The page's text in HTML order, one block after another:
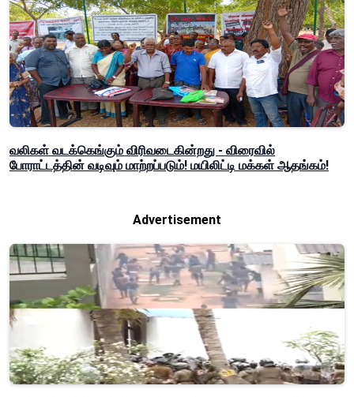
வலிகள் வடக்கெங்கும் விரிவடைகின்றது - விரைவில்
போராட்டத்தின் வடிவும் மாற்றப்படும்! மயிலிட்டி மக்கள் ஆதங்கம்!
Advertisement